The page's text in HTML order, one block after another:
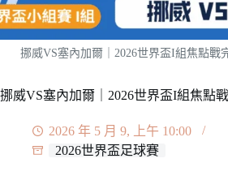
挪威VS塞內加爾｜2026世界盃I組焦點戰
挪威VS塞內加爾｜2026世界盃I組焦點
2026 年 5 月 9, 上午 10:00
2026世界盃足球賽